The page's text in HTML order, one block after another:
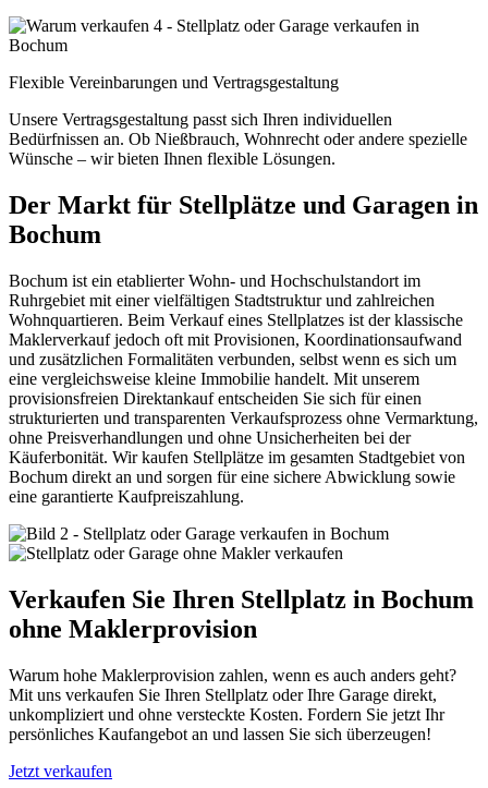
Flexible Vereinbarungen und Vertragsgestaltung
Unsere Vertragsgestaltung passt sich Ihren individuellen
Bedürfnissen an. Ob Nießbrauch, Wohnrecht oder andere spezielle
Wünsche – wir bieten Ihnen flexible Lösungen.
Der Markt für Stellplätze und Garagen in
Bochum
Bochum ist ein etablierter Wohn- und Hochschulstandort im
Ruhrgebiet mit einer vielfältigen Stadtstruktur und zahlreichen
Wohnquartieren. Beim Verkauf eines Stellplatzes ist der klassische
Maklerverkauf jedoch oft mit Provisionen, Koordinationsaufwand
und zusätzlichen Formalitäten verbunden, selbst wenn es sich um
eine vergleichsweise kleine Immobilie handelt. Mit unserem
provisionsfreien Direktankauf entscheiden Sie sich für einen
strukturierten und transparenten Verkaufsprozess ohne Vermarktung,
ohne Preisverhandlungen und ohne Unsicherheiten bei der
Käuferbonität. Wir kaufen Stellplätze im gesamten Stadtgebiet von
Bochum direkt an und sorgen für eine sichere Abwicklung sowie
eine garantierte Kaufpreiszahlung.
Verkaufen Sie Ihren Stellplatz in Bochum
ohne Maklerprovision
Warum hohe Maklerprovision zahlen, wenn es auch anders geht?
Mit uns verkaufen Sie Ihren Stellplatz oder Ihre Garage direkt,
unkompliziert und ohne versteckte Kosten. Fordern Sie jetzt Ihr
persönliches Kaufangebot an und lassen Sie sich überzeugen!
Jetzt verkaufen